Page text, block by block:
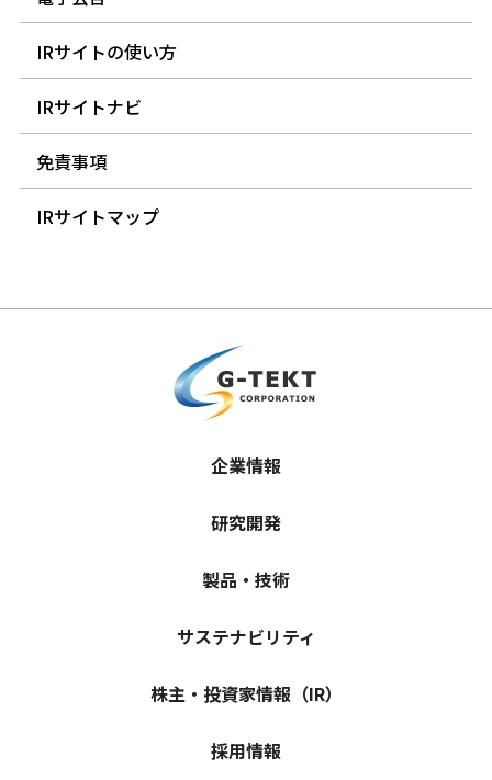
IRサイトの使い方
IRサイトナビ
免責事項
IRサイトマップ
企業情報
研究開発
製品・技術
サステナビリティ
株主・投資家情報（IR）
採用情報